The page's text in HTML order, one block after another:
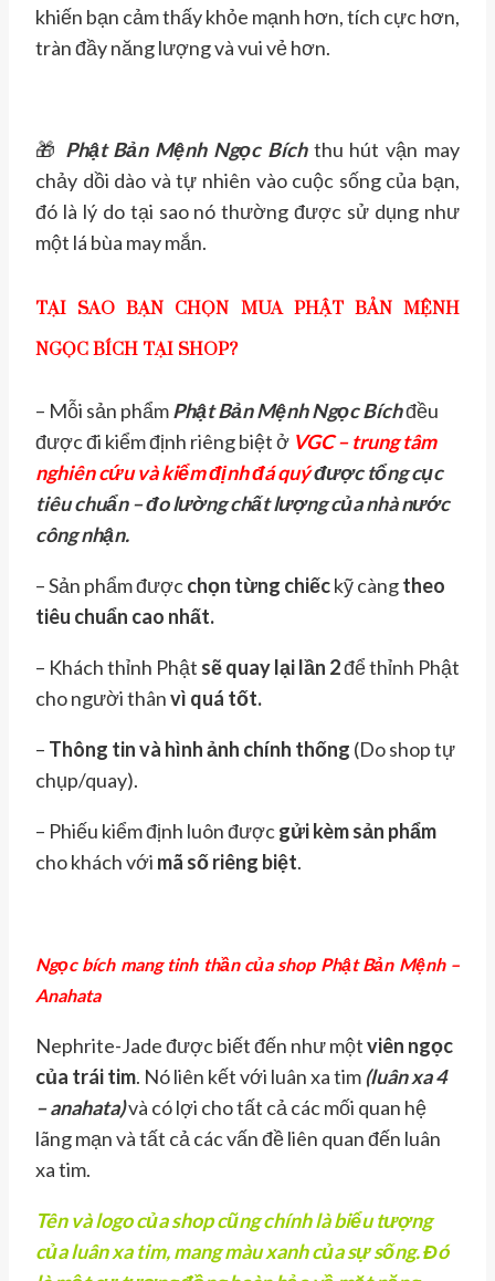
khiến bạn cảm thấy khỏe mạnh hơn, tích cực hơn,
tràn đầy năng lượng và vui vẻ hơn.
🎁 Phật Bản Mệnh Ngọc Bíchthu hút vận may
chảy dồi dào và tự nhiên vào cuộc sống của bạn,
đó là lý do tại sao nó thường được sử dụng như
một lá bùa may mắn.
TẠI SAO BẠN CHỌN MUA PHẬT BẢN MỆNH
NGỌC BÍCH TẠI SHOP?
– Mỗi sản phẩmPhật Bản Mệnh Ngọc Bíchđều
được đi kiểm định riêng biệt ở VGC – trung tâm
nghiên cứu và kiểm định đá quýđược tổng cục
tiêu chuẩn – đo lường chất lượng của nhà nước
công nhận.
– Sản phẩm đượcchọn từng chiếckỹ càngtheo
tiêu chuẩn cao nhất.
– Khách thỉnh Phật sẽ quay lại lần 2để thỉnh Phật
cho người thânvì quá tốt.
– Thông tin và hình ảnh chính thống (Do shop tự
chụp/quay).
– Phiếu kiểm định luôn đượcgửi kèm sản phẩm
cho khách với mã số riêng biệt.
Ngọc bích mang tinh thần của shop Phật Bản Mệnh –
Anahata
Nephrite-Jade được biết đến như mộtviên ngọc
của trái tim. Nó liên kết với luân xa tim(luân xa 4
– anahata)và có lợi cho tất cả các mối quan hệ
lãng mạn và tất cả các vấn đề liên quan đến luân
xa tim.
Tên và logo của shop cũng chính là biểu tượng
của luân xa tim, mang màu xanh của sự sống. Đó